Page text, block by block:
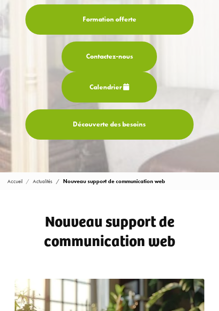
Formation offerte
Contactez-nous
Calendrier
Découverte des besoins
Accueil Actualités Nouveau support de communication web
Nouveau support de
communication web